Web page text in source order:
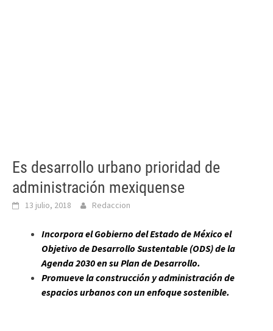
Es desarrollo urbano prioridad de
administración mexiquense
13 julio, 2018 Redaccion
Incorpora el Gobierno del Estado de México el
Objetivo de Desarrollo Sustentable (ODS) de la
Agenda 2030 en su Plan de Desarrollo.
Promueve la construcción y administración de
espacios urbanos con un enfoque sostenible.